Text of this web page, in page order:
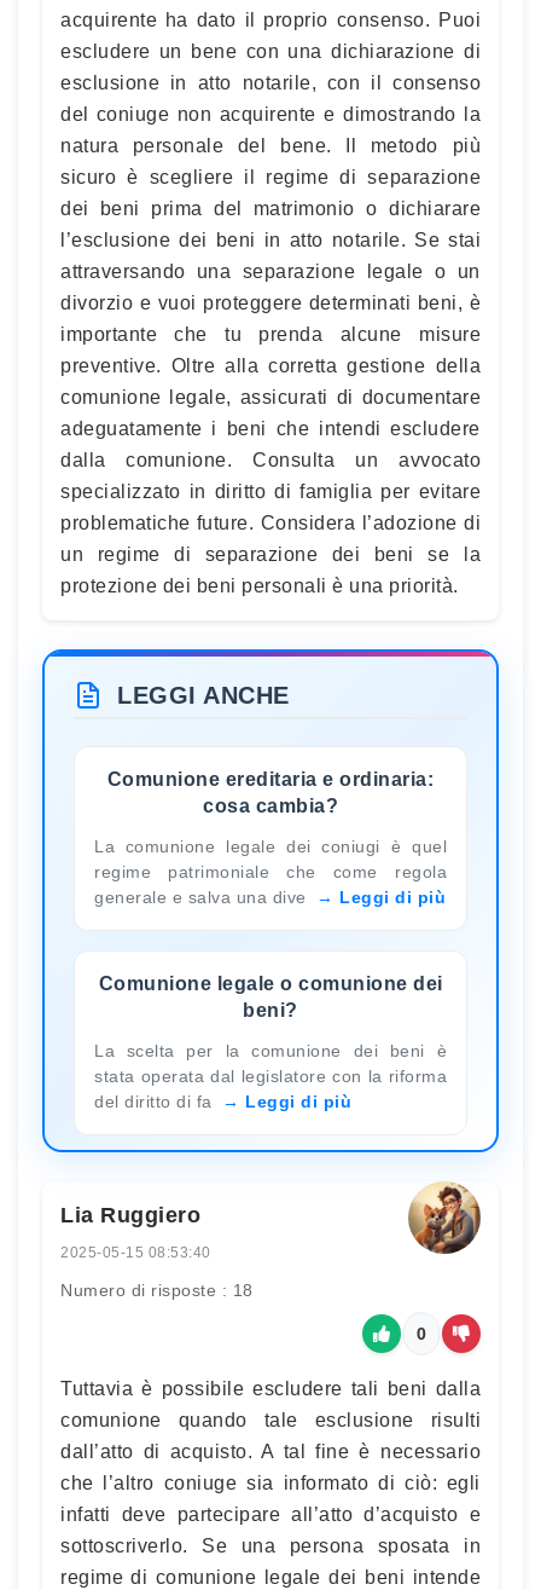
acquirente ha dato il proprio consenso. Puoi
escludere un bene con una dichiarazione di
esclusione in atto notarile, con il consenso
del coniuge non acquirente e dimostrando la
natura personale del bene. Il metodo più
sicuro è scegliere il regime di separazione
dei beni prima del matrimonio o dichiarare
l’esclusione dei beni in atto notarile. Se stai
attraversando una separazione legale o un
divorzio e vuoi proteggere determinati beni, è
importante che tu prenda alcune misure
preventive. Oltre alla corretta gestione della
comunione legale, assicurati di documentare
adeguatamente i beni che intendi escludere
dalla comunione. Consulta un avvocato
specializzato in diritto di famiglia per evitare
problematiche future. Considera l’adozione di
un regime di separazione dei beni se la
protezione dei beni personali è una priorità.
LEGGI ANCHE
Comunione ereditaria e ordinaria:
cosa cambia?
La comunione legale dei coniugi è quel
regime patrimoniale che come regola
generale e salva una dive
Leggi di più
Comunione legale o comunione dei
beni?
La scelta per la comunione dei beni è
stata operata dal legislatore con la riforma
del diritto di fa
Leggi di più
Lia Ruggiero
2025-05-15 08:53:40
Numero di risposte : 18
0
Tuttavia è possibile escludere tali beni dalla
comunione quando tale esclusione risulti
dall’atto di acquisto. A tal fine è necessario
che l’altro coniuge sia informato di ciò: egli
infatti deve partecipare all’atto d’acquisto e
sottoscriverlo. Se una persona sposata in
regime di comunione legale dei beni intende